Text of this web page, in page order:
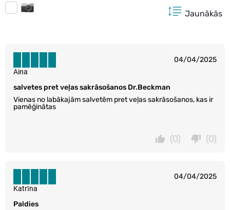
Jaunākās
04/04/2025
salvetes pret veļas sakrāsošanos Dr.Beckman
Vienas no labākajām salvetēm pret veļas sakrāsošanos, kas ir
pamēģinātas
Aina
(0)
(0)
04/04/2025
Paldies
Katrīna